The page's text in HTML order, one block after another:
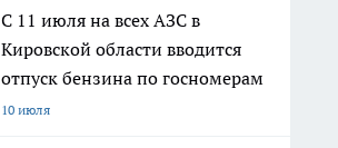
С 11 июля на всех АЗС в
Кировской области вводится
отпуск бензина по госномерам
10 июля